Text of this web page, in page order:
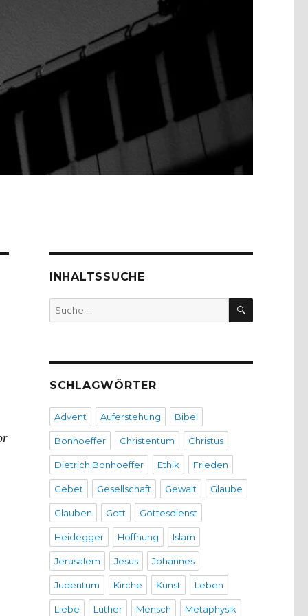
INHALTSSUCHE
Suche
nach:
SUCHEN
SCHLAGWÖRTER
Advent Auferstehung Bibel
Bonhoeffer Christentum Christus
Dietrich Bonhoeffer Ethik Frieden
Gebet Gesellschaft Gewalt Glaube
Glauben Gott Gottesdienst
Heidegger Hoffnung Islam
Jerusalem Jesus Johannes
Judentum Kirche Kunst Leben
Liebe Luther Mensch Metaphysik